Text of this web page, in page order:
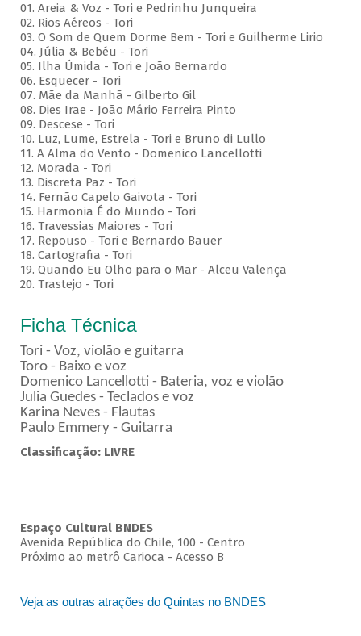
01. Areia & Voz - Tori e Pedrinhu Junqueira
02. ⁠Rios Aéreos - Tori
03. O Som de Quem Dorme Bem - Tori e Guilherme Lirio
04. Júlia & Bebéu - Tori
05. Ilha Úmida - Tori e João Bernardo
06. Esquecer - Tori
07. Mãe da Manhã - Gilberto Gil
08. Dies Irae - João Mário Ferreira Pinto
09. Descese - Tori
10. Luz, Lume, Estrela - Tori e Bruno di Lullo
11. A Alma do Vento - Domenico Lancellotti
12. Morada - Tori
13. Discreta Paz - Tori
14. Fernão Capelo Gaivota - Tori
15. Harmonia É do Mundo - Tori
16. Travessias Maiores - Tori
17. Repouso - Tori e Bernardo Bauer
⁠18. Cartografia - Tori
19. Quando Eu Olho para o Mar - Alceu Valença
20. Trastejo - Tori
Ficha Técnica
Tori - Voz, violão e guitarra
Toro - Baixo e voz
Domenico Lancellotti - Bateria, voz e violão
Julia Guedes - Teclados e voz
Karina Neves - Flautas
Paulo Emmery - Guitarra
Classificação: LIVRE
Espaço Cultural BNDES
Avenida República do Chile, 100 - Centro
Próximo ao metrô Carioca - Acesso B
Veja as outras atrações do Quintas no BNDES